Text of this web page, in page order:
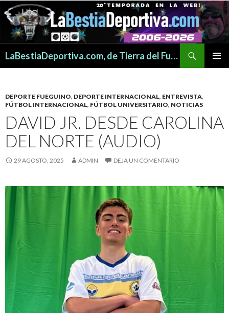
LaBestiaDeportiva.com, de Tierra del Fuego para todo el mundo
DEPORTE FUEGUINO, DEPORTE INTERNACIONAL, ENTREVISTA,
FÚTBOL INTERNACIONAL, FÚTBOL UNIVERSITARIO, NOTICIAS
DAVID JR. DESDE CAROLINA
DEL NORTE (AUDIO)
29 AGOSTO, 2025 ADMIN DEJA UN COMENTARIO